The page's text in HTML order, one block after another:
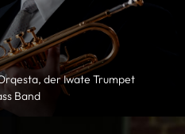
der Iwate Trumpet
Band